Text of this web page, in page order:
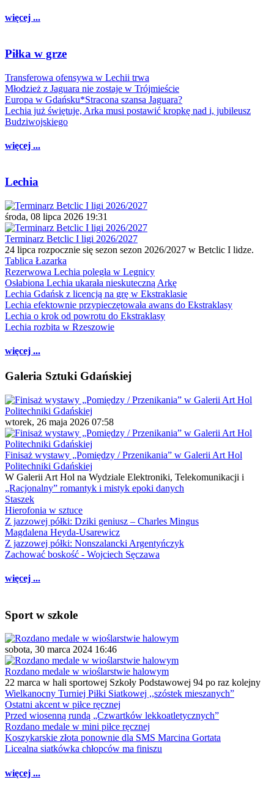
więcej ...
Piłka w grze
Transferowa ofensywa w Lechii trwa
Młodzież z Jaguara nie zostaje w Trójmieście
Europa w Gdańsku*Stracona szansa Jaguara?
Lechia już świętuje, Arka musi postawić kropkę nad i, jubileusz
Budziwojskiego
więcej ...
Lechia
środa, 08 lipca 2026 19:31
Terminarz Betclic I ligi 2026/2027
24 lipca rozpocznie się sezon sezon 2026/2027 w Betclic I lidze.
Tablica Łazarka
Rezerwowa Lechia poległa w Legnicy
Osłabiona Lechia ukarała nieskuteczną Arkę
Lechia Gdańsk z licencją na grę w Ekstraklasie
Lechia efektownie przypieczętowała awans do Ekstraklasy
Lechia o krok od powrotu do Ekstraklasy
Lechia rozbita w Rzeszowie
więcej ...
Galeria Sztuki Gdańskiej
wtorek, 26 maja 2026 07:58
Finisaż wystawy „Pomiędzy / Przenikania” w Galerii Art Hol
Politechniki Gdańskiej
W Galerii Art Hol na Wydziale Elektroniki, Telekomunikacji i
„Racjonalny” romantyk i mistyk epoki danych
Staszek
Hierofonia w sztuce
Z jazzowej półki: Dziki geniusz – Charles Mingus
Magdalena Heyda-Usarewicz
Z jazzowej półki: Nonszalancki Argentyńczyk
Zachować boskość - Wojciech Sęczawa
więcej ...
Sport w szkole
sobota, 30 marca 2024 16:46
Rozdano medale w wioślarstwie halowym
22 marca w hali sportowej Szkoły Podstawowej 94 po raz kolejny
Wielkanocny Turniej Piłki Siatkowej ,,szóstek mieszanych”
Ostatni akcent w piłce ręcznej
Przed wiosenną rundą „Czwartków lekkoatletycznych”
Rozdano medale w mini piłce ręcznej
Koszykarskie złota ponownie dla SMS Marcina Gortata
Licealna siatkówka chłopców ma finiszu
więcej ...